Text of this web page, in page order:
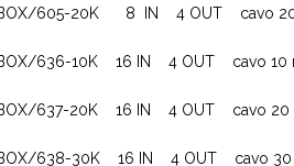
BOX/605-20K 8 IN 4 OUT cavo
636-10K 16 IN 4 OUT cavo 10
BOX/637-20K 16 IN 4 OUT cavo 20
638-30K 16 IN 4 OUT cavo 30